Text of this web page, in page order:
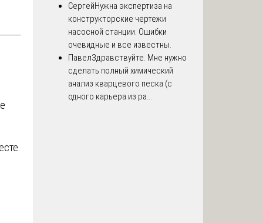
СергейНужна экспертиза на
конструкторские чертежи
насосной станции. Ошибки
очевидные и все известны.
ПавелЗдравствуйте. Мне нужно
сделать полный химический
анализ кварцевого песка (с
одного карьера из ра...